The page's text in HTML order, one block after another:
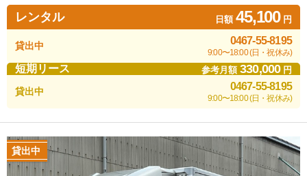
レンタル 日額45,100円
貸出中 0467-55-8195
9:00〜18:00 (日・祝休み)
短期リース 参考月額330,000円
貸出中 0467-55-8195
9:00〜18:00 (日・祝休み)
貸出中